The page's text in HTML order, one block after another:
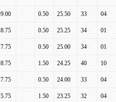
THÔNG TIN TUYỂN SINH NĂM 2021
THÔNG TIN TUYỂN SINH NĂM 2020
9.00 0.50 25.50 33 04
8.75 0.50 25.25 34 01
7.75 0.50 25.00 34 01
8.75 1.50 24.25 40 10
7.75 0.50 24.00 33 04
5.75 1.50 23.25 32 04